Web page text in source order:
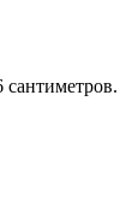
сантиметров.